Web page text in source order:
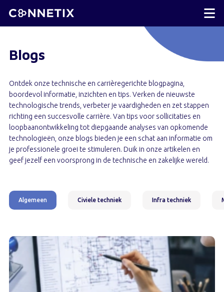
Blogs
Ontdek onze technische en carrièregerichte blogpagina,
boordevol informatie, inzichten en tips. Verken de nieuwste
technologische trends, verbeter je vaardigheden en zet stappen
richting een succesvolle carrière. Van tips voor sollicitaties en
loopbaanontwikkeling tot diepgaande analyses van opkomende
technologieën, onze blogs bieden je een schat aan informatie om
je professionele groei te stimuleren. Duik in onze artikelen en
geef jezelf een voorsprong in de technische en zakelijke wereld.
Algemeen Civiele techniek Infra techniek